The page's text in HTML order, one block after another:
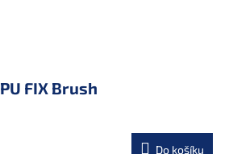
PU FIX Brush
Do košíku